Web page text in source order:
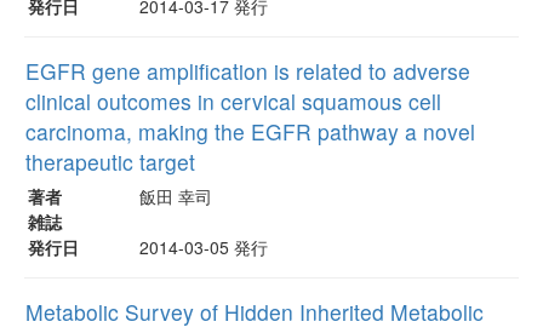
発行日 2014-03-17 発行
EGFR gene amplification is related to adverse
clinical outcomes in cervical squamous cell
carcinoma, making the EGFR pathway a novel
therapeutic target
著者
飯田 幸司
雑誌
発行日
2014-03-05 発行
Metabolic Survey of Hidden Inherited Metabolic